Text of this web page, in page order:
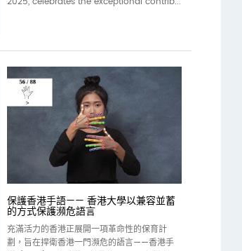
2025, celebrates the exceptional contrib...
保護香港手語—— 香港大學以兼容並蓄
的方式保護瀕危語言
充滿活力的香港正展開一項革命性的保育計
劃，旨在捍衛香港一門瀕危的語言——香港手